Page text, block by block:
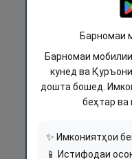
Барномаи
Барномаи
кунед ва
дошта бошед.
беҳтар ва
✨ Имкониятҳои
📱 Истифодаи